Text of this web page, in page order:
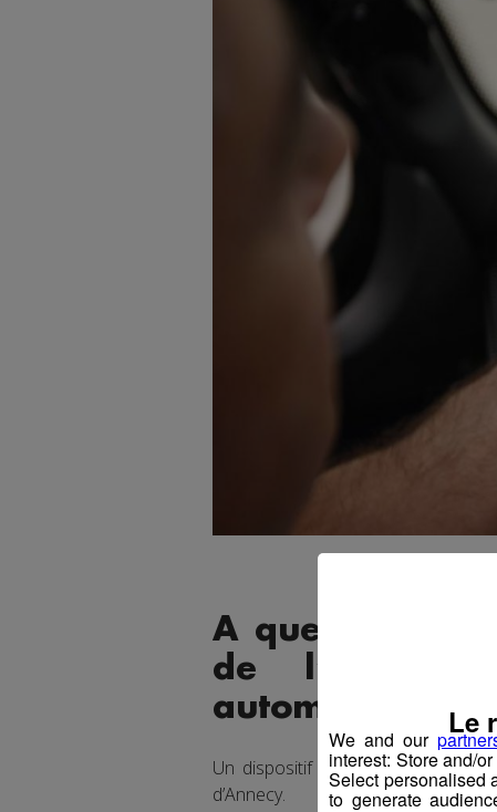
A quelques
de l’ordre
automobilistes.
Un dispositif bien visible de
d’Annecy.
We and our
interest: Store and/
Select personalised
to generate
Le